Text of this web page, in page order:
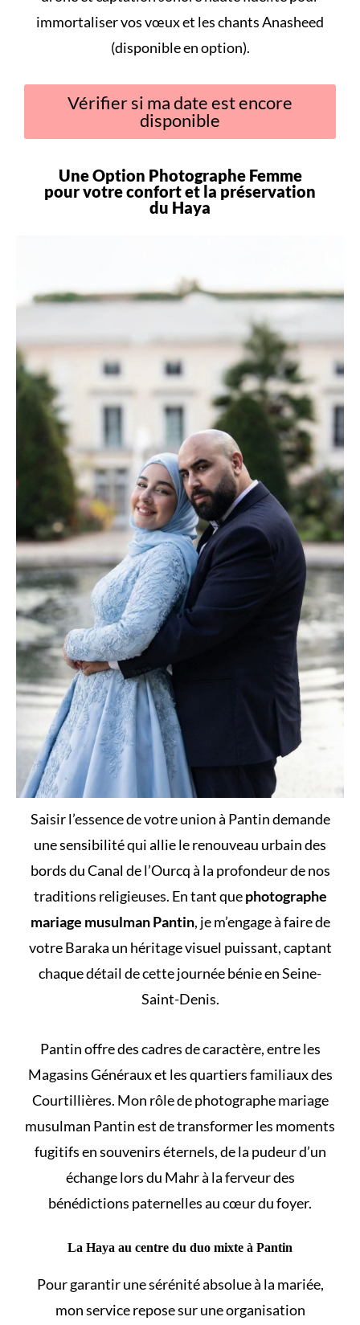
immortaliser vos vœux et les chants Anasheed
(disponible en option).
Vérifier si ma date est encore
disponible
Une Option Photographe Femme
pour votreconfortet la préservation
du Haya
Saisir l’essence de votre union à Pantin demande
une sensibilité qui allie le renouveau urbain des
bords du Canal de l’Ourcq à la profondeur de nos
traditions religieuses. En tant quephotographe
mariage musulman Pantin, je m’engage à faire de
votre Baraka un héritage visuel puissant, captant
chaque détail de cette journée bénie en Seine-
Saint-Denis.
Pantin offre des cadres de caractère, entre les
Magasins Généraux et les quartiers familiaux des
Courtillières. Mon rôle de photographe mariage
musulman Pantin est de transformer les moments
fugitifs en souvenirs éternels, de la pudeur d’un
échange lors du Mahr à la ferveur des
bénédictions paternelles au cœur du foyer.
La Haya au centre du duo mixte à Pantin
Pour garantir une sérénité absolue à la mariée,
mon service repose sur une organisation